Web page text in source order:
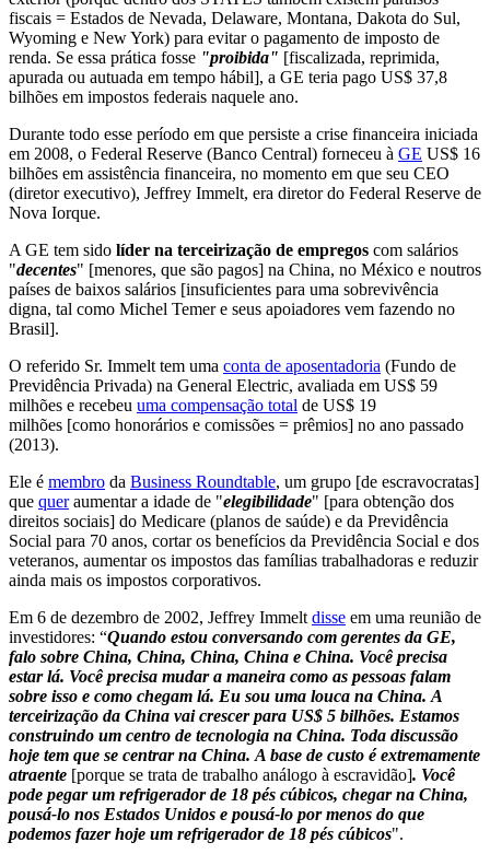
fiscais = Estados de Nevada, Delaware, Montana, Dakota do Sul,
Wyoming e New York) para evitar o pagamento de imposto de
renda. Se essa prática fosse "proibida" [fiscalizada, reprimida,
apurada ou autuada em tempo hábil], a GE teria pago US$ 37,8
bilhões em impostos federais naquele ano.
Durante todo esse período em que persiste a crise financeira iniciada
em 2008, o Federal Reserve (Banco Central) forneceu à GE US$ 16
bilhões em assistência financeira, no momento em que seu CEO
(diretor executivo), Jeffrey Immelt, era diretor do Federal Reserve de
Nova Iorque.
A GE tem sido líder na terceirização de empregos com salários
"decentes" [menores, que são pagos] na China, no México e noutros
países de baixos salários [insuficientes para uma sobrevivência
digna, tal como Michel Temer e seus apoiadores vem fazendo no
Brasil].
O referido Sr. Immelt tem uma conta de aposentadoria (Fundo de
Previdência Privada) na General Electric, avaliada em US$ 59
milhões e recebeu uma compensação total de US$ 19
milhões [como honorários e comissões = prêmios] no ano passado
(2013).
Ele é membro da Business Roundtable, um grupo [de escravocratas]
que queraumentar a idade de "elegibilidade" [para obtenção dos
direitos sociais] do Medicare (planos de saúde) e da Previdência
Social para 70 anos, cortar os benefícios da Previdência Social e dos
veteranos, aumentar os impostos das famílias trabalhadoras e reduzir
ainda mais os impostos corporativos.
Em 6 de dezembro de 2002, Jeffrey Immelt disse em uma reunião de
investidores: “Quando estou conversando com gerentes da GE,
falo sobre China, China, China, China e China. Você precisa
estar lá. Você precisa mudar a maneira como as pessoas falam
sobre isso e como chegam lá. Eu sou uma louca na China. A
terceirização da China vai crescer para US$ 5 bilhões. Estamos
construindo um centro de tecnologia na China. Toda discussão
hoje tem que se centrar na China. A base de custo é extremamente
atraente [porque se trata de trabalho análogo à escravidão]. Você
pode pegar um refrigerador de 18 pés cúbicos, chegar na China,
pousá-lo nos Estados Unidos e pousá-lo por menos do que
podemos fazer hoje um refrigerador de 18 pés cúbicos".